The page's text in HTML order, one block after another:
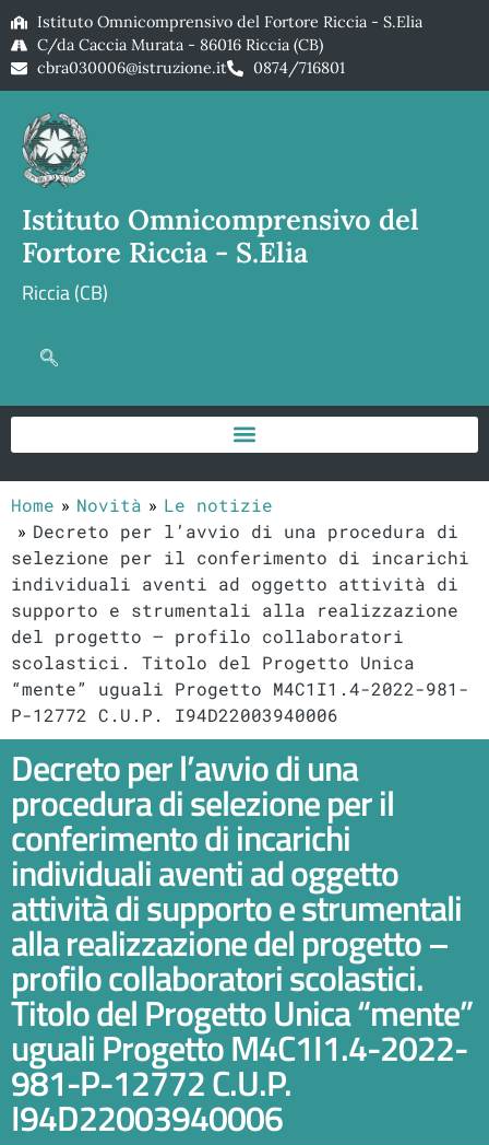
Istituto Omnicomprensivo del Fortore Riccia - S.Elia
C/da Caccia Murata - 86016 Riccia (CB)
cbra030006@istruzione.it
0874/716801
Istituto Omnicomprensivo del
Fortore Riccia - S.Elia
Riccia (CB)
Home Novità
Le notizie
Decreto per l’avvio di una procedura di
selezione per il conferimento di incarichi
individuali aventi ad oggetto attività di
supporto e strumentali alla realizzazione
del progetto – profilo collaboratori
scolastici. Titolo del Progetto Unica
“mente” uguali Progetto M4C1I1.4-2022-981-
P-12772 C.U.P. I94D22003940006
Decreto per l’avvio di una
procedura di selezione per il
conferimento di incarichi
individuali aventi ad oggetto
attività di supporto e strumentali
alla realizzazione del progetto –
profilo collaboratori scolastici.
Titolo del Progetto Unica “mente”
uguali Progetto M4C1I1.4-2022-
981-P-12772 C.U.P.
I94D22003940006